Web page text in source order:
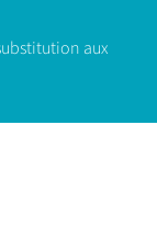
aux